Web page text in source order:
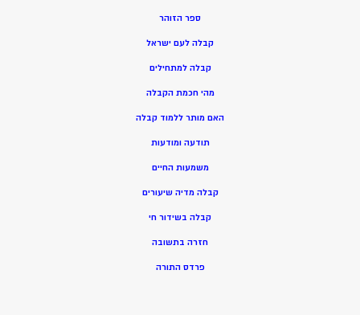
ספר הזוהר
קבלה לעם ישראל
קבלה למתחילים
מהי חכמת הקבלה
האם מותר ללמוד קבלה
תודעה ומודעות
משמעות החיים
קבלה מדיה שיעורים
קבלה בשידור חי
חזרה בתשובה
פרדס התורה